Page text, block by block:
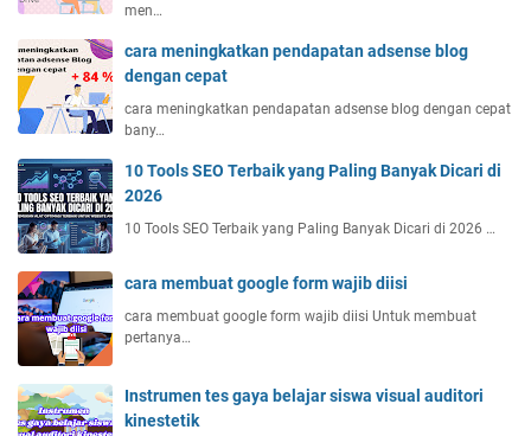
men…
cara meningkatkan pendapatan adsense blog
dengan cepat
cara meningkatkan pendapatan adsense blog dengan cepat
bany…
10 Tools SEO Terbaik yang Paling Banyak Dicari di
2026
10 Tools SEO Terbaik yang Paling Banyak Dicari di 2026 …
cara membuat google form wajib diisi
cara membuat google form wajib diisi Untuk membuat
pertanya…
Instrumen tes gaya belajar siswa visual auditori
kinestetik